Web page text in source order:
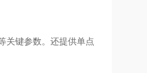
关键参数。还提供单点